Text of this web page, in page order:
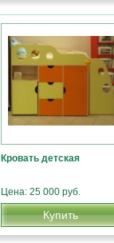
Кровать детская
Цена: 25 000 руб.
Купить